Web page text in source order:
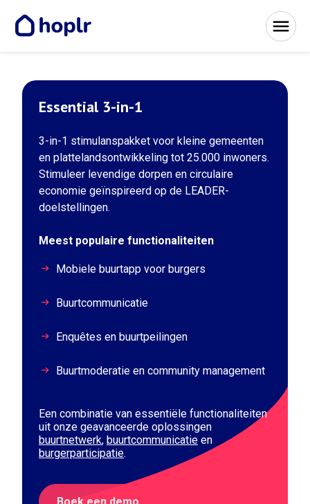
Essential 3-in-1
3-in-1 stimulanspakket voor kleine gemeenten
en plattelandsontwikkeling tot 25.000 inwoners.
Stimuleer levendige dorpen en circulaire
economie geïnspireerd op de LEADER-
doelstellingen.
Meest populaire functionaliteiten
Mobiele buurtapp voor burgers
Buurtcommunicatie
Enquêtes en buurtpeilingen
Buurtmoderatie en community management
Een combinatie van essentiële functionaliteiten
uit onze geavanceerde oplossingen
buurtnetwerk, buurtcommunicatie en
burgerparticipatie.